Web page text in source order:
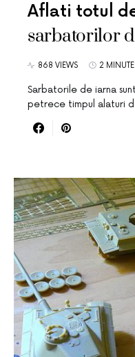
Aflati totul
sarbatorilor
868 VIEWS 2 MINUTE
Sarbatorile de iarna
petrece timpul alaturi